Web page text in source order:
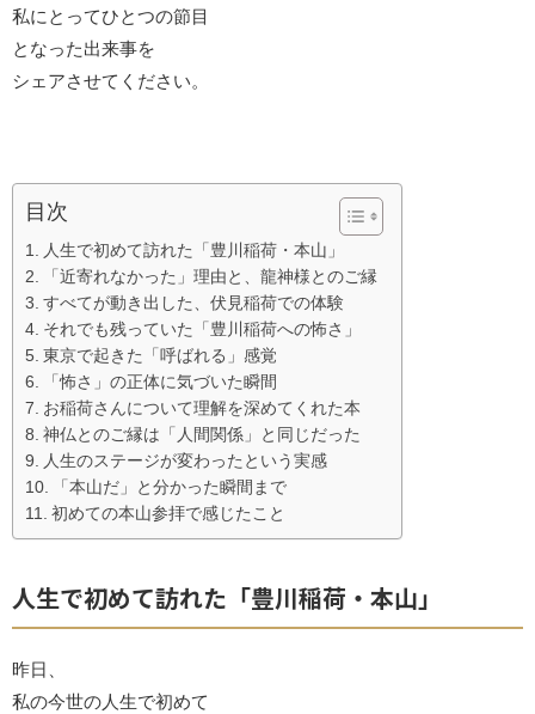
私にとってひとつの節目
となった出来事を
シェアさせてください。
目次
人生で初めて訪れた「豊川稲荷・本山」
「近寄れなかった」理由と、龍神様とのご縁
すべてが動き出した、伏見稲荷での体験
それでも残っていた「豊川稲荷への怖さ」
東京で起きた「呼ばれる」感覚
「怖さ」の正体に気づいた瞬間
お稲荷さんについて理解を深めてくれた本
神仏とのご縁は「人間関係」と同じだった
人生のステージが変わったという実感
「本山だ」と分かった瞬間まで
初めての本山参拝で感じたこと
人生で初めて訪れた「豊川稲荷・本山」
昨日、
私の今世の人生で初めて